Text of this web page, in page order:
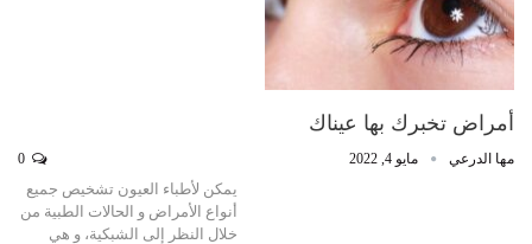
أمراض تخبرك بها عيناك
مها الدرعي مايو 4, 2022
يمكن لأطباء العيون تشخيص جميع
أنواع الأمراض و الحالات الطبية من
خلال النظر إلى الشبكية، و هي